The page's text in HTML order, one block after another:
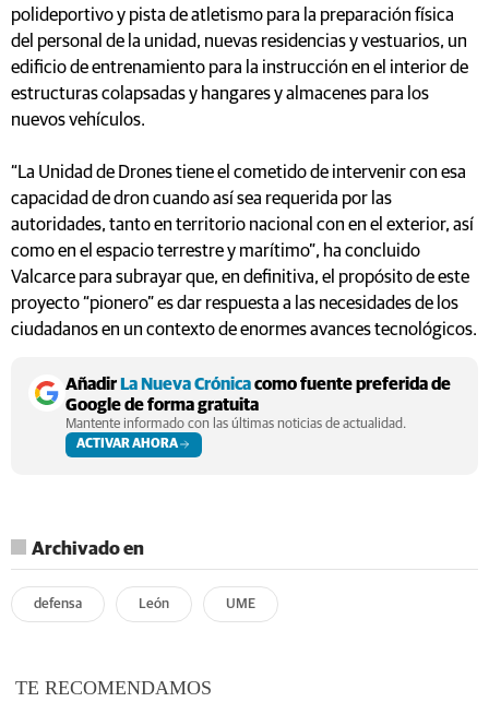
polideportivo y pista de atletismo para la preparación física
del personal de la unidad, nuevas residencias y vestuarios, un
edificio de entrenamiento para la instrucción en el interior de
estructuras colapsadas y hangares y almacenes para los
nuevos vehículos.
“La Unidad de Drones tiene el cometido de intervenir con esa
capacidad de dron cuando así sea requerida por las
autoridades, tanto en territorio nacional con en el exterior, así
como en el espacio terrestre y marítimo”, ha concluido
Valcarce para subrayar que, en definitiva, el propósito de este
proyecto “pionero” es dar respuesta a las necesidades de los
ciudadanos en un contexto de enormes avances tecnológicos.
AñadirLa Nueva Crónicacomo fuente preferida de
Google de forma gratuita
Mantente informado con las últimas noticias de actualidad.
ACTIVAR AHORA
Archivado en
defensa León UME
TE RECOMENDAMOS